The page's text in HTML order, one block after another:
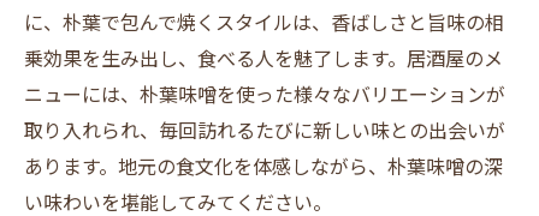
に、朴葉で包んで焼くスタイルは、香ばしさと旨味の相
乗効果を生み出し、食べる人を魅了します。居酒屋のメ
ニューには、朴葉味噌を使った様々なバリエーションが
取り入れられ、毎回訪れるたびに新しい味との出会いが
あります。地元の食文化を体感しながら、朴葉味噌の深
い味わいを堪能してみてください。